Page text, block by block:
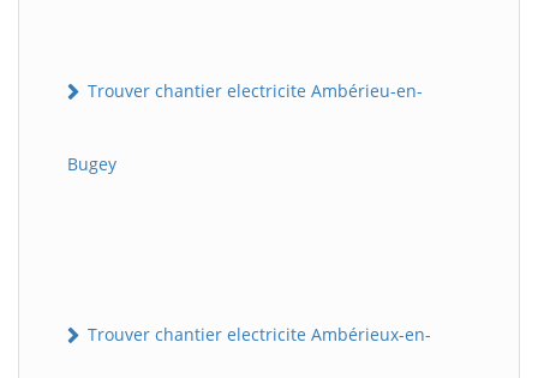
Trouver chantier electricite Ambérieu-en-
Bugey
Trouver chantier electricite Ambérieux-en-